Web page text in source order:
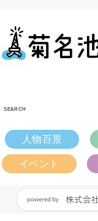
SEARCH
人物百景
イベント